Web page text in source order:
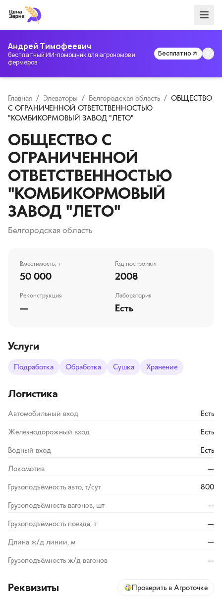
Андрей Тимофеевич
бесплатный ИИ-помощник для агрономов и
фермеров
Бесплатно
Главная / Элеваторы / Белгородская область / ОБЩЕСТВО
С ОГРАНИЧЕННОЙ ОТВЕТСТВЕННОСТЬЮ
"КОМБИКОРМОВЫЙ ЗАВОД "ЛЕТО"
ОБЩЕСТВО С
ОГРАНИЧЕННОЙ
ОТВЕТСТВЕННОСТЬЮ
"КОМБИКОРМОВЫЙ
ЗАВОД "ЛЕТО"
Белгородская область
Вместимость, т
50 000
Год постройки
2008
Реконструкция
—
Лаборатория
Есть
Услуги
Подработка Обработка Сушка Хранение
Логистика
Автомобильный вход Есть
Железнодорожный вход Есть
Водный вход Есть
Локомотив —
Грузоподъёмность авто, т/сут 800
Грузоподъёмность вагонов, шт —
Грузоподъёмность поезда, т —
Длина ж/д линии, м —
Грузоподъёмность ж/д вагонов —
Реквизиты Проверить в Агроточке